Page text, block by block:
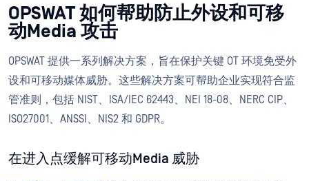
OPSWAT 如何帮助防止外设和可移
动Media 攻击
OPSWAT 提供一系列解决方案，旨在保护关键 OT 环境免受外
设和可移动媒体威胁。这些解决方案可帮助企业实现符合监
管准则，包括 NIST、ISA/IEC 62443、NEI 18-08、NERC CIP、
ISO27001、ANSSI、NIS2 和 GDPR。
在进入点缓解可移动Media 威胁